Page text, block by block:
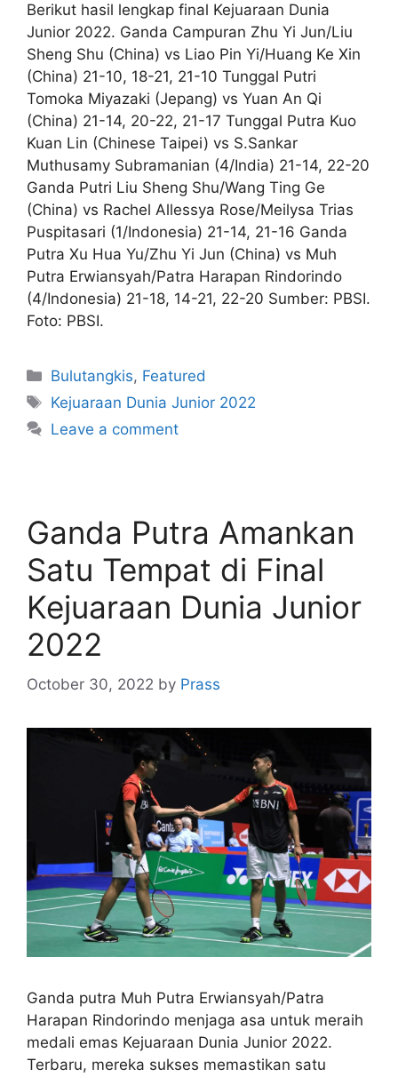
Berikut hasil lengkap final Kejuaraan Dunia
Junior 2022. Ganda Campuran Zhu Yi Jun/Liu
Sheng Shu (China) vs Liao Pin Yi/Huang Ke Xin
(China) 21-10, 18-21, 21-10 Tunggal Putri
Tomoka Miyazaki (Jepang) vs Yuan An Qi
(China) 21-14, 20-22, 21-17 Tunggal Putra Kuo
Kuan Lin (Chinese Taipei) vs S.Sankar
Muthusamy Subramanian (4/India) 21-14, 22-20
Ganda Putri Liu Sheng Shu/Wang Ting Ge
(China) vs Rachel Allessya Rose/Meilysa Trias
Puspitasari (1/Indonesia) 21-14, 21-16 Ganda
Putra Xu Hua Yu/Zhu Yi Jun (China) vs Muh
Putra Erwiansyah/Patra Harapan Rindorindo
(4/Indonesia) 21-18, 14-21, 22-20 Sumber: PBSI.
Foto: PBSI.
Bulutangkis, Featured
Kejuaraan Dunia Junior 2022
Leave a comment
Ganda Putra Amankan
Satu Tempat di Final
Kejuaraan Dunia Junior
2022
October 30, 2022 by Prass
Ganda putra Muh Putra Erwiansyah/Patra
Harapan Rindorindo menjaga asa untuk meraih
medali emas Kejuaraan Dunia Junior 2022.
Terbaru, mereka sukses memastikan satu